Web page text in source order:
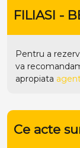
FILIASI -
Pentru a
va
apropiata
Ce acte